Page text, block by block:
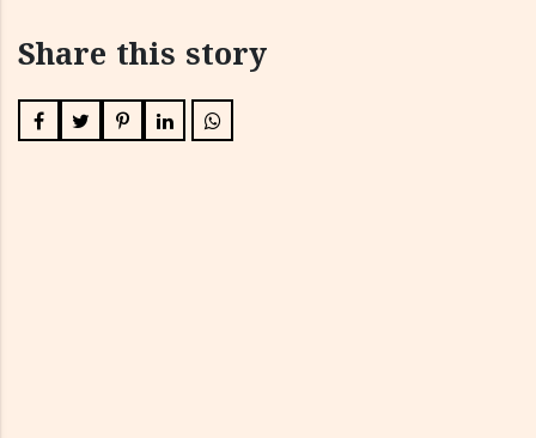
Share this story